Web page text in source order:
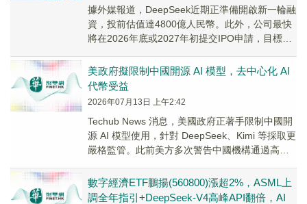
據外媒報道，DeepSeek近期正準備開啟新一輪融
資，投前估值達4800億人民幣。此外，公司最快
將在2026年底或2027年初提交IPO申請，目標是
美政府擬限制中國開源 AI 模型，去中心化 AI
代幣受益
2026年07月13日 上午2:42
Techub News 消息，美國政府正著手限制中國開
源 AI 模型使用，針對 DeepSeek、Kimi 等採取更
嚴格監管。此前美方多次警告中國機構通過高頻
數字經濟ETF鵬揚(560800)漲超2%，ASML上
調全年指引+DeepSeek-V4高峰API翻倍，AI